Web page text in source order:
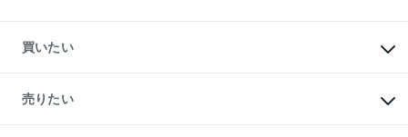
買いたい
新築・分譲マンションの購入
中古マンションの購入
一戸建ての購入
売りたい